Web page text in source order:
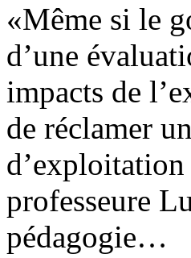
«Même si le
d’une
impacts de
de réclamer
professeure
pédagogie…